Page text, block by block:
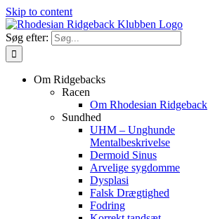
Skip to content
Søg efter:
Om Ridgebacks
Racen
Om Rhodesian Ridgeback
Sundhed
UHM – Unghunde
Mentalbeskrivelse
Dermoid Sinus
Arvelige sygdomme
Dysplasi
Falsk Drægtighed
Fodring